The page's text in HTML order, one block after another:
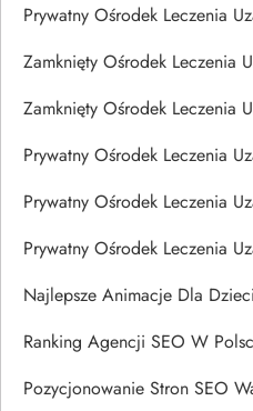
Prywatny Ośrodek Leczenia
Zamknięty Ośrodek Leczenia
Zamknięty Ośrodek Leczenia
Prywatny Ośrodek Leczenia
Prywatny Ośrodek Leczenia
Prywatny Ośrodek Leczenia
Najlepsze Animacje Dla Dzieci
Ranking Agencji SEO W
Pozycjonowanie Stron SEO